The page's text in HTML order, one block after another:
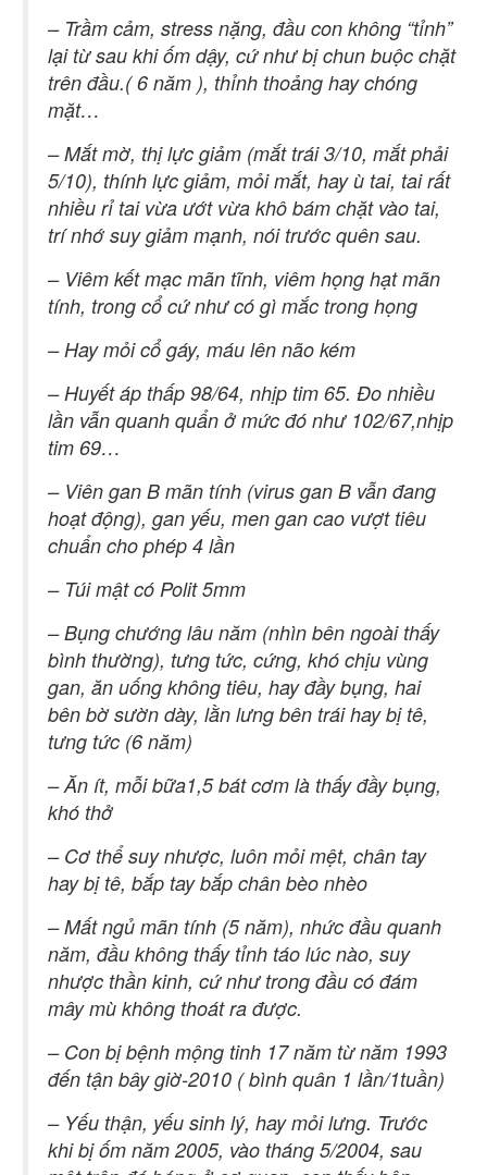
– Trầm cảm, stress nặng, đầu con không “tỉnh”
lại từ sau khi ốm dậy, cứ như bị chun buộc chặt
trên đầu.( 6 năm ), thỉnh thoảng hay chóng
mặt…
– Mắt mờ, thị lực giảm (mắt trái 3/10, mắt phải
5/10), thính lực giảm, mỏi mắt, hay ù tai, tai rất
nhiều rỉ tai vừa ướt vừa khô bám chặt vào tai,
trí nhớ suy giảm mạnh, nói trước quên sau.
– Viêm kết mạc mãn tĩnh, viêm họng hạt mãn
tính, trong cổ cứ như có gì mắc trong họng
– Hay mỏi cổ gáy, máu lên não kém
– Huyết áp thấp 98/64, nhịp tim 65. Đo nhiều
lần vẫn quanh quẩn ở mức đó như 102/67,nhịp
tim 69…
– Viên gan B mãn tính (virus gan B vẫn đang
hoạt động), gan yếu, men gan cao vượt tiêu
chuẩn cho phép 4 lần
– Túi mật có Polit 5mm
– Bụng chướng lâu năm (nhìn bên ngoài thấy
bình thường), tưng tức, cứng, khó chịu vùng
gan, ăn uống không tiêu, hay đầy bụng, hai
bên bờ sườn dày, lằn lưng bên trái hay bị tê,
tưng tức (6 năm)
– Ăn ít, mỗi bữa1,5 bát cơm là thấy đầy bụng,
khó thở
– Cơ thể suy nhược, luôn mỏi mệt, chân tay
hay bị tê, bắp tay bắp chân bèo nhèo
– Mất ngủ mãn tính (5 năm), nhức đầu quanh
năm, đầu không thấy tỉnh táo lúc nào, suy
nhược thần kinh, cứ như trong đầu có đám
mây mù không thoát ra được.
– Con bị bệnh mộng tinh 17 năm từ năm 1993
đến tận bây giờ-2010 ( bình quân 1 lần/1tuần)
– Yếu thận, yếu sinh lý, hay mỏi lưng. Trước
khi bị ốm năm 2005, vào tháng 5/2004, sau